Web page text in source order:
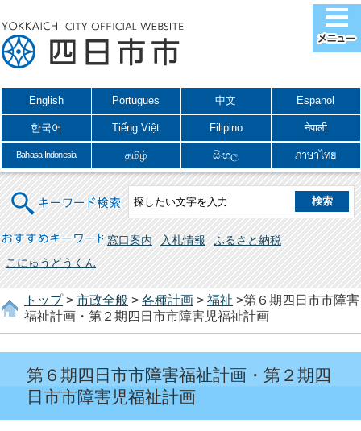
English Portugues 中文 Espanol
한국어 Tiếng Việt Filipino नेपाली
Bahasa Indonesia தமிழ் සිංහල ภาษาไทย
キーワード検索
おすすめキーワード 窓口案内 入札情報
ふるさと納税
こにゅうどうくん
トップ> 市政全般 > 各種計画 > 福祉 >第６期四日市市障害
福祉計画・第２期四日市市障害児福祉計画
第６期四日市市障害福祉計画・第２期四
日市市障害児福祉計画